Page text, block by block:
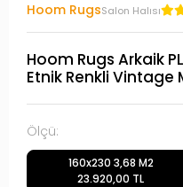
Hoom RugsSalon Halısı
Hoom Rugs Arkaik
Etnik Renkli Vintage
Ölçü:
160x230 3,68 M2
23.920,00 TL